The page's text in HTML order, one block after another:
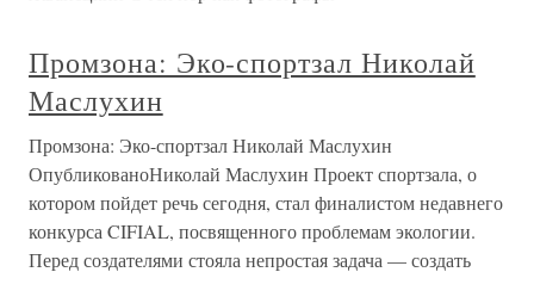
Промзона: Эко-спортзал Николай
Маслухин
Промзона: Эко-спортзал Николай Маслухин
ОпубликованоНиколай Маслухин Проект спортзала, о
котором пойдет речь сегодня, стал финалистом недавнего
конкурса CIFIAL, посвященного проблемам экологии.
Перед создателями стояла непростая задача — создать